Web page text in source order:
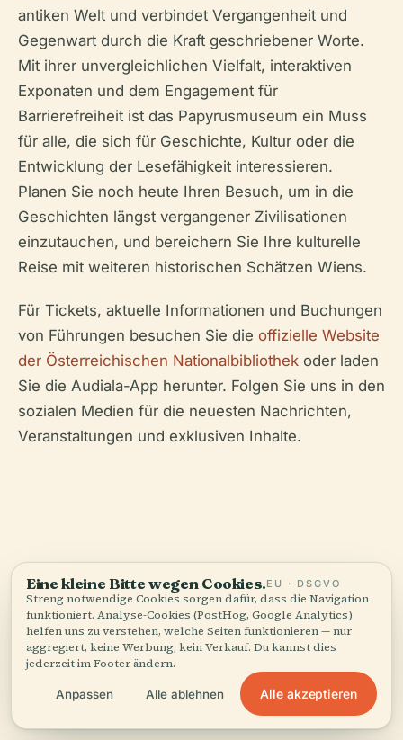
antiken Welt und verbindet Vergangenheit und
Gegenwart durch die Kraft geschriebener Worte.
Mit ihrer unvergleichlichen Vielfalt, interaktiven
Exponaten und dem Engagement für
Barrierefreiheit ist das Papyrusmuseum ein Muss
für alle, die sich für Geschichte, Kultur oder die
Entwicklung der Lesefähigkeit interessieren.
Planen Sie noch heute Ihren Besuch, um in die
Geschichten längst vergangener Zivilisationen
einzutauchen, und bereichern Sie Ihre kulturelle
Reise mit weiteren historischen Schätzen Wiens.
Für Tickets, aktuelle Informationen und Buchungen
von Führungen besuchen Sie die offizielle Website
der Österreichischen Nationalbibliothek oder laden
Sie die Audiala-App herunter. Folgen Sie uns in den
sozialen Medien für die neuesten Nachrichten,
Veranstaltungen und exklusiven Inhalte.
Tickets &tours.
Dies sind geführte Optionen unserer Partner — gleicher
Preis wie bei der Direktbuchung.
TIQETSSOFORT
Heidi Horten Collection: Entry Ticket
Eine kleine Bitte wegen Cookies.EU · DSGVO
Streng notwendige Cookies sorgen dafür, dass die Navigation
funktioniert. Analyse-Cookies (PostHog, Google Analytics)
helfen uns zu verstehen, welche Seiten funktionieren — nur
aggregiert, keine Werbung, kein Verkauf. Du kannst dies
jederzeit im Footer ändern.
Anpassen Alle ablehnen Alle akzeptieren